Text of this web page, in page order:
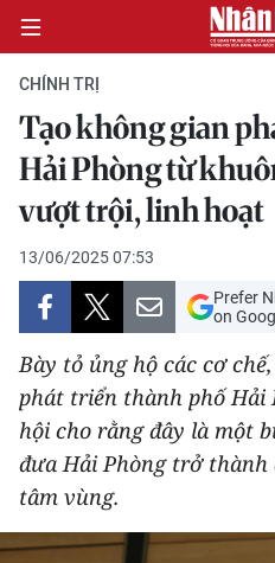
CHÍNH TRỊ
KINH TẾ
VĂN HÓA
XÃ HỘI
PHÁP LUẬT
DU LỊCH
THẾ GIỚI
CHÍNH TRỊ
Tạo không gian
Hải Phòng từ
vượt trội, linh hoạt
13/06/2025 07:53
Prefer
on
Bày tỏ ủng hộ các cơ
phát triển thành phố Hải
hội cho rằng đây là một
đưa Hải Phòng trở
tâm vùng.